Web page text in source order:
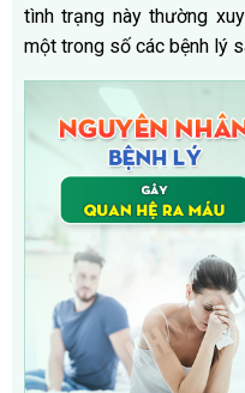
tình trạng này thường
một trong số các bệnh lý